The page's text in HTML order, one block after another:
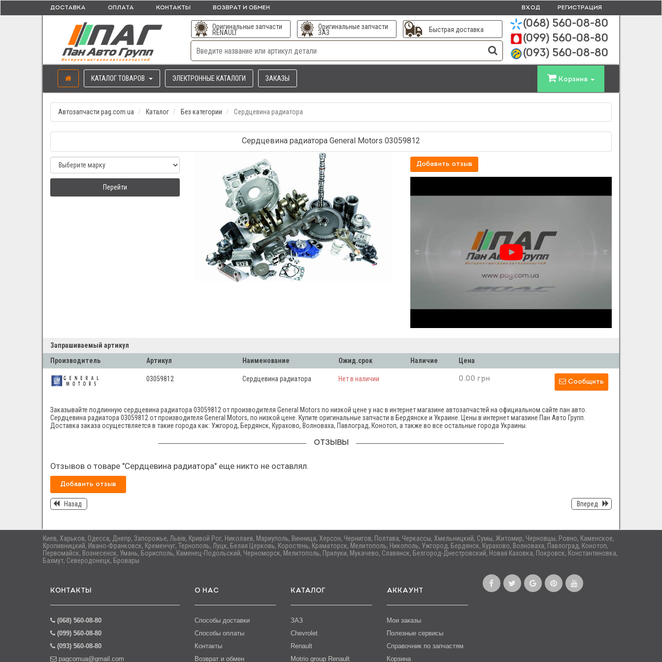
ДОСТАВКА ОПЛАТА КОНТАКТЫ ВОЗВРАТ И ОБМЕН ВХОД РЕГИСТРАЦИЯ
Оригинальные запчасти
RENAULT
Оригинальные запчасти
ЗАЗ Быстрая доставка (068) 560-08-80
(099) 560-08-80
(093) 560-08-80
КАТАЛОГ ТОВАРОВ ЭЛЕКТРОННЫЕ КАТАЛОГИ ЗАКАЗЫ Корзина
Автозапчасти pag.com.ua Каталог Без категории Сердцевина радиатора
Сердцевина радиатора General Motors 03059812
Перейти
Добавить отзыв
Запрашиваемый артикул
Производитель
Артикул Наименование Ожид.срок Наличие Цена
03059812 Сердцевина радиатора Нет в наличии 0.00 грн Сообщить
Заказывайте подлинную сердцевина радиатора 03059812 от производителя General Motors по низкой цене у нас в интернет магазине автозапчастей на официальном сайте пан авто.
Сердцевина радиатора 03059812 от производителя General Motors, по низкой цене. Купите оригинальные запчасти в Бердянске и Украине. Цены в интернет магазине Пан Авто Групп.
Доставка заказа осуществляется в такие города как: Ужгород, Бердянск, Курахово, Волноваха, Павлоград, Конотоп, а также во все остальные города Украины.
ОТЗЫВЫ
Отзывов о товаре "Сердцевина радиатора" еще никто не оставлял.
Добавить отзыв
Назад Вперед
Киев, Харьков, Одесса, Днепр, Запорожье, Львів, Кривой Рог, Николаев, Мариуполь, Винница, Херсон, Чернигов, Полтава, Черкассы, Хмельницкий, Сумы, Житомир, Черновцы, Ровно, Каменское,
Кропивницкий, Ивано-Франковск, Кременчуг, Тернополь, Луцк, Белая Церковь, Коростень, Краматорск, Мелитополь, Никополь, Ужгород, Бердянск, Курахово, Волноваха, Павлоград, Конотоп,
Первомайск, Вознесенск, Умань, Борисполь, Каменец-Подольский, Черноморск, Мелитополь, Прилуки, Мукачево, Славянск, Белгород-Днестровский, Новая Каховка, Покровск, Константиновка,
Бахмут, Северодонецк, Бровары
КОНТАКТЫ
(068) 560-08-80
(099) 560-08-80
(093) 560-08-80
pagcomua@gmail.com
О НАС
Способы доставки
Способы оплаты
Контакты
Возврат и обмен
КАТАЛОГ
ЗАЗ
Chevrolet
Renault
Motrio group Renault
АККАУНТ
Мои заказы
Полезные сервисы
Справочник по запчастям
Корзина